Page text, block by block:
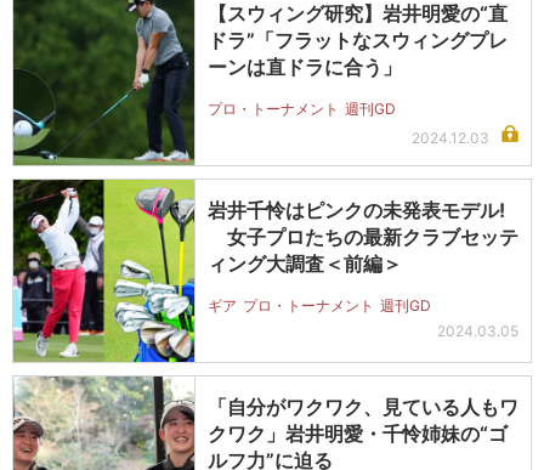
【スウィング研究】岩井明愛の“直
ドラ”「フラットなスウィングプレ
ーンは直ドラに合う」
プロ・トーナメント 週刊GD
2024.12.03
岩井千怜はピンクの未発表モデル!
女子プロたちの最新クラブセッテ
ィング大調査＜前編＞
ギア プロ・トーナメント 週刊GD
2024.03.05
「自分がワクワク、見ている人もワ
クワク」岩井明愛・千怜姉妹の“ゴ
ルフ力”に迫る